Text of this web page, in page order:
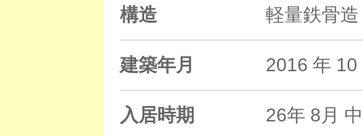
構造 軽量鉄骨
建築年月 2016 年
入居時期 26年 8月